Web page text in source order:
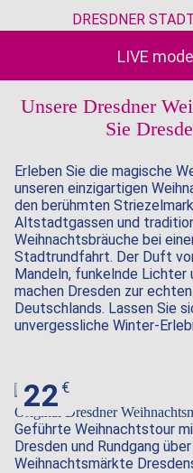
DRESDNER
LIVE
Unsere Dresdner
Sie
Erleben Sie die magische
unseren einzigartigen
den berühmten
Altstadtgassen und
Weihnachtsbräuche bei
Stadtrundfahrt. Der Duft
Mandeln, funkelnde Lichter
machen Dresden zur
Deutschlands. Lassen Sie
unvergessliche Winter-
22
Original Dresdner
Geführte Weihnachtstour
Dresden und Rundgang
Weihnachtsmärkte